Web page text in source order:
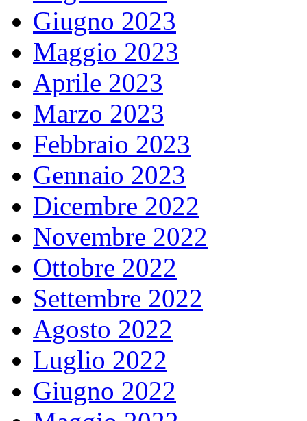
Giugno 2023
Maggio 2023
Aprile 2023
Marzo 2023
Febbraio 2023
Gennaio 2023
Dicembre 2022
Novembre 2022
Ottobre 2022
Settembre 2022
Agosto 2022
Luglio 2022
Giugno 2022